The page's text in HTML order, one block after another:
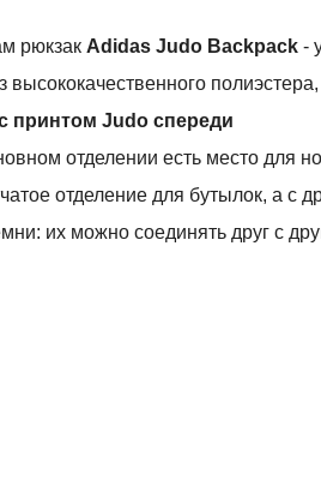
рюкзак Adidas Judo Backpack -
высококачественного
принтом Judo спереди
отделении есть место для
отделение для бутылок, а с
их можно соединять друг с